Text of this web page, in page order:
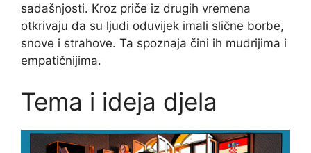
sadašnjosti. Kroz priče iz drugih vremena
otkrivaju da su ljudi oduvijek imali slične borbe,
snove i strahove. Ta spoznaja čini ih mudrijima i
empatičnijima.
Tema i ideja djela